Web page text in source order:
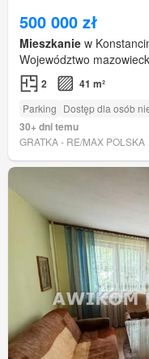
500 000 zł
Mieszkanie w
Województwo
2 41 m²
Parking Dostęp dla osób
30+ dni temu
GRATKA - RE/MAX POLSKA